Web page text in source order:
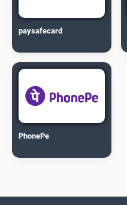
paysafecard
PhonePe